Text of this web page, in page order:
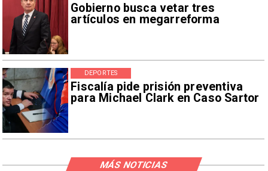
Gobierno busca vetar tres
artículos en megarreforma
Fiscalía pide prisión preventiva
para Michael Clark en Caso Sartor
DEPORTES
MÁS NOTICIAS